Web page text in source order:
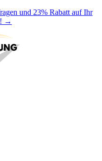
und 23% Rabatt auf Ihr
→